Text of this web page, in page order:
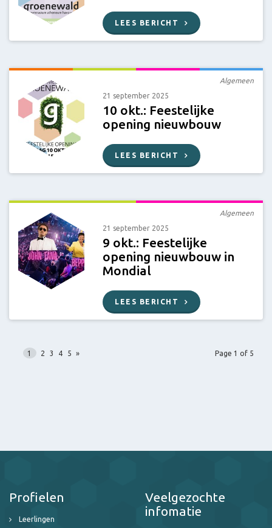
LEES BERICHT
Algemeen
21 september 2025
10 okt.: Feestelijke
opening nieuwbouw
LEES BERICHT
Algemeen
21 september 2025
9 okt.: Feestelijke
opening nieuwbouw in
Mondial
LEES BERICHT
Page 1 of 5
1 2 3 4 5 »
Profielen
Leerlingen
Veelgezochte
infomatie